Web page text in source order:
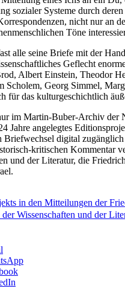
sozialer Systeme durch
nicht nur an
Töne
alle seine Briefe mit der
Geflecht
Albert Einstein, Theodor
Scholem, Georg Simmel,
für das kulturgeschichtlich
im Martin-Buber-Archiv der
Jahre angelegtes
Briefwechsel digital
kritischen Kommentar
und der Literatur, die
in den Mitteilungen der
Wissenschaften und der